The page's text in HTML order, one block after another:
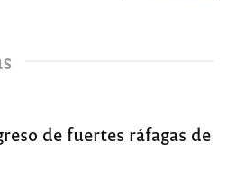
de fuertes ráfagas de